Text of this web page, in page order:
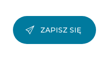
ZAPISZ SIĘ